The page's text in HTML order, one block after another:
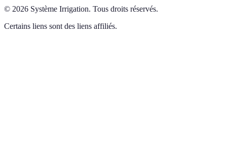
© 2026 Système Irrigation. Tous droits réservés.
Certains liens sont des liens affiliés.